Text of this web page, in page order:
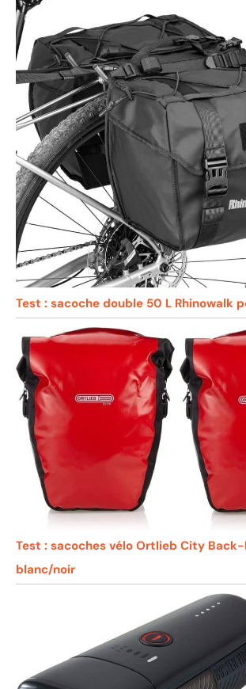
Test : sacoche double 50 L Rhinowalk
Test : sacoches vélo Ortlieb City Back-
blanc/noir